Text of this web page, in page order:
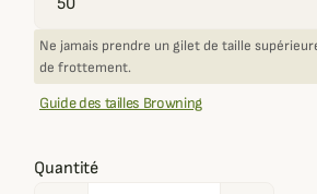
Ne jamais prendre un gilet de taille
de frottement.
Guide des tailles Browning
Quantité